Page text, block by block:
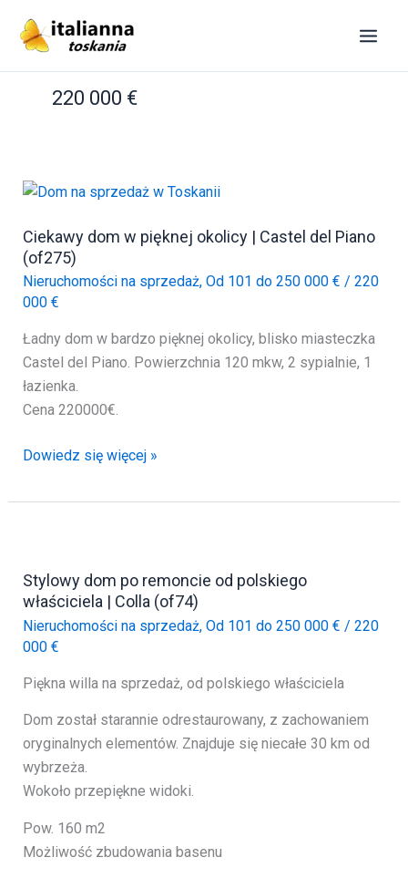
220 000 €
Ciekawy dom w pięknej okolicy | Castel del Piano
(of275)
Nieruchomości na sprzedaż, Od 101 do 250 000 € / 220
000 €
Ładny dom w bardzo pięknej okolicy, blisko miasteczka
Castel del Piano. Powierzchnia 120 mkw, 2 sypialnie, 1
łazienka.
Cena 220000€.
Ciekawy
w
|
Castel
del
Piano
Dowiedz się więcej »
Stylowy dom po remoncie od polskiego
właściciela | Colla (of74)
Nieruchomości na sprzedaż, Od 101 do 250 000 € / 220
000 €
Piękna willa na sprzedaż, od polskiego właściciela
Dom został starannie odrestaurowany, z zachowaniem
oryginalnych elementów. Znajduje się niecałe 30 km od
wybrzeża.
Wokoło przepiękne widoki.
Pow. 160 m2
Możliwość zbudowania basenu